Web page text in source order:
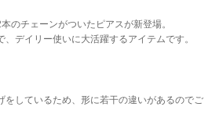
のチェーンがついたピアスが新登場。
デイリー使いに大活躍するアイテムです。
をしているため、形に若干の違いがあるのでご